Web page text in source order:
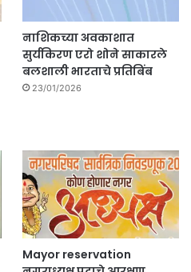
नाशिकच्या अवकाशात
सुर्यकिरण एरो शोने साकारले
बलशाली भारताचे प्रतिबिंब
23/01/2026
Mayor reservation